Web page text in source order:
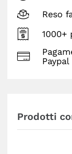
Reso
1000+
Paypal
Prodotti